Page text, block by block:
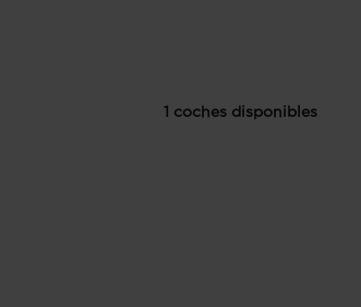
1 coches disponibles